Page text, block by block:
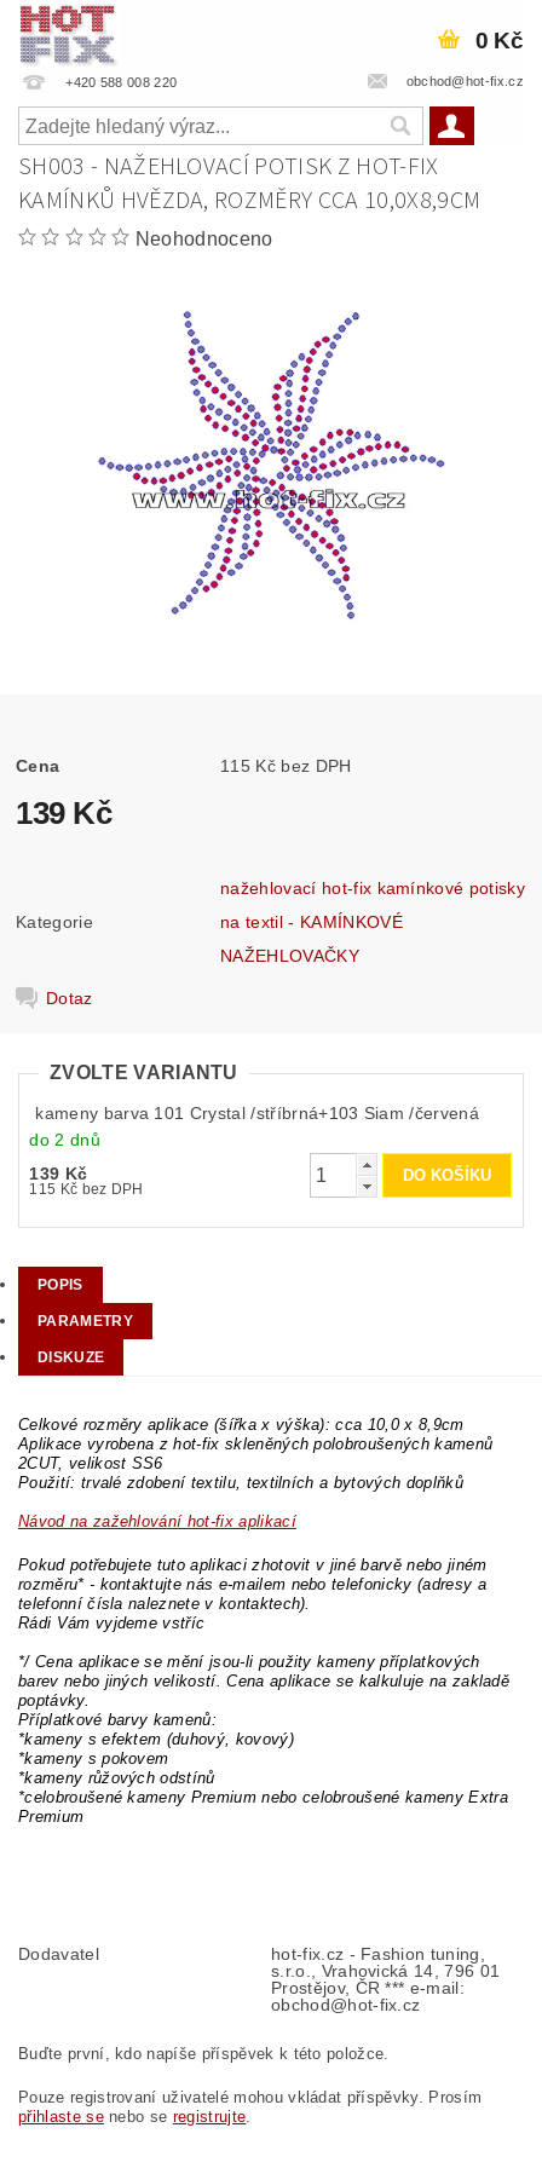
+420 588 008 220 obchod@hot-fix.cz
0 Kč
SH003 - NAŽEHLOVACÍ POTISK Z HOT-FIX
KAMÍNKŮ HVĚZDA, ROZMĚRY CCA 10,0X8,9CM
Neohodnoceno
Cena 115 Kč bez DPH
139 Kč
Kategorie
nažehlovací hot-fix kamínkové potisky
na textil - KAMÍNKOVÉ
NAŽEHLOVAČKY
Dotaz
ZVOLTE VARIANTU
kameny barva 101 Crystal /stříbrná+103 Siam /červená
do 2 dnů
139 Kč
115 Kč bez DPH
POPIS
PARAMETRY
DISKUZE
Celkové rozměry aplikace (šířka x výška): cca 10,0 x 8,9cm
Aplikace vyrobena z hot-fix skleněných polobroušených kamenů
2CUT, velikost SS6
Použití: trvalé zdobení textilu, textilních a bytových doplňků
Návod na zažehlování hot-fix aplikací
Pokud potřebujete tuto aplikaci zhotovit v jiné barvě nebo jiném
rozměru* - kontaktujte nás e-mailem nebo telefonicky (adresy a
telefonní čísla naleznete v kontaktech).
Rádi Vám vyjdeme vstříc
*/ Cena aplikace se mění jsou-li použity kameny příplatkových
barev nebo jiných velikostí. Cena aplikace se kalkuluje na zakladě
poptávky.
Příplatkové barvy kamenů:
*kameny s efektem (duhový, kovový)
*kameny s pokovem
*kameny růžových odstínů
*celobroušené kameny Premium nebo celobroušené kameny Extra
Premium
Dodavatel
hot-fix.cz - Fashion tuning,
s.r.o., Vrahovická 14, 796 01
Prostějov, ČR *** e-mail:
obchod@hot-fix.cz
Buďte první, kdo napíše příspěvek k této položce.
Pouze registrovaní uživatelé mohou vkládat příspěvky. Prosím
přihlaste senebo se registrujte.